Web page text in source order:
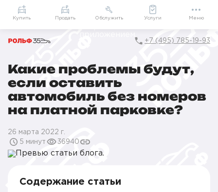
Приложение
Мой РОЛЬФ
Подарки внутри
+7 (495) 785-19-93
Главная
БлогКакие проблемы будут, если оставить автомобиль без
Какие проблемы будут,
если оставить
автомобиль без номеров
на платной парковке?
26 марта 2022 г.
5 минут
36940
Содержание статьи
Купить Продать Обслужить Услуги Меню